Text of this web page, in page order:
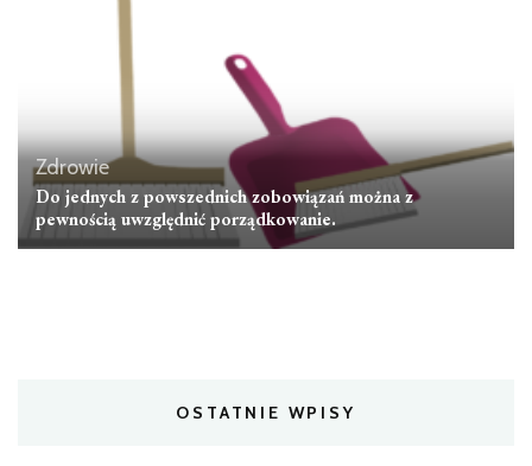
Zdrowie
Do jednych z powszednich zobowiązań można z
pewnością uwzględnić porządkowanie.
OSTATNIE WPISY